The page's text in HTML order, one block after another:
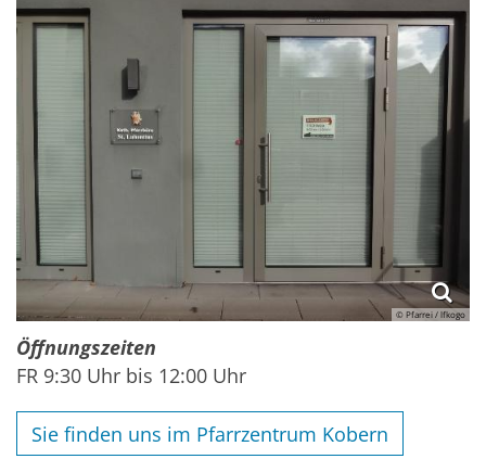
© Pfarrei / lfkogo
Öffnungszeiten
FR 9:30 Uhr bis 12:00 Uhr
Sie finden uns im Pfarrzentrum Kobern